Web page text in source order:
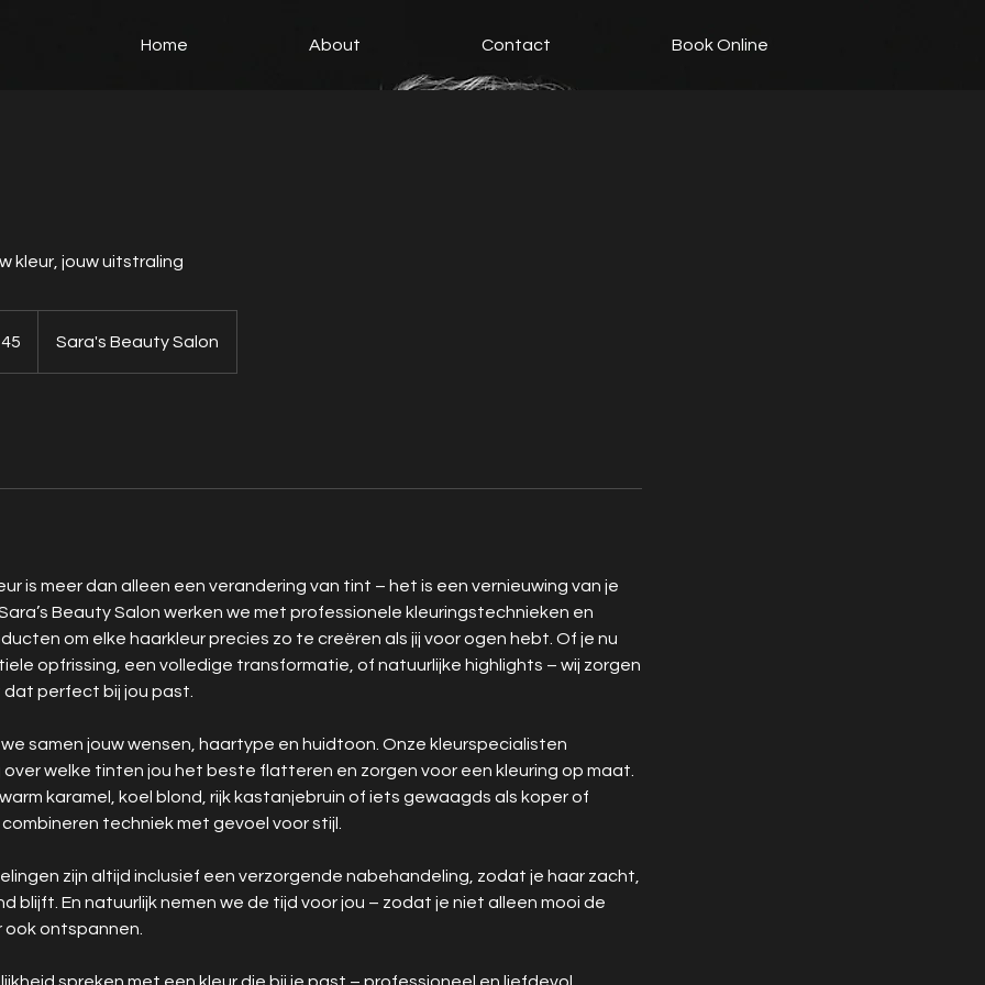
Home About Contact Book Online
kleur, jouw uitstraling
Sara's Beauty Salon
is meer dan alleen een verandering van tint – het is een vernieuwing van je
Beauty Salon werken we met professionele kleuringstechnieken en
om elke haarkleur precies zo te creëren als jij voor ogen hebt. Of je nu
opfrissing, een volledige transformatie, of natuurlijke highlights – wij zorgen
perfect bij jou past.
samen jouw wensen, haartype en huidtoon. Onze kleurspecialisten
welke tinten jou het beste flatteren en zorgen voor een kleuring op maat.
karamel, koel blond, rijk kastanjebruin of iets gewaagds als koper of
techniek met gevoel voor stijl.
zijn altijd inclusief een verzorgende nabehandeling, zodat je haar zacht,
blijft. En natuurlijk nemen we de tijd voor jou – zodat je niet alleen mooi de
ontspannen.